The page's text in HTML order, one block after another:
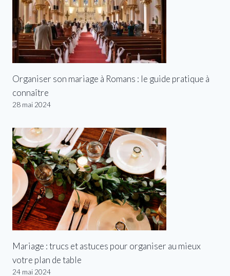
Organiser son mariage à Romans : le guide pratique à
connaître
28 mai 2024
Mariage : trucs et astuces pour organiser au mieux
votre plan de table
24 mai 2024